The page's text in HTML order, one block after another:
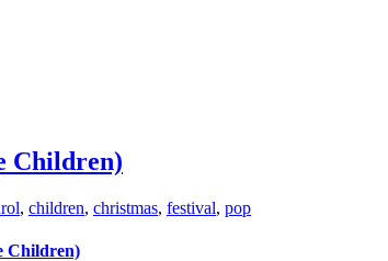
Children)
, children, christmas, festival, pop
Children)